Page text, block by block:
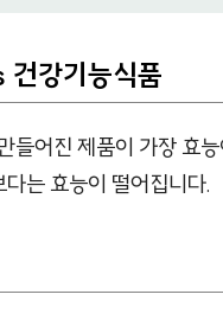
건강기능식품
들어진 제품이 가장 효
는 효능이 떨어집니다.